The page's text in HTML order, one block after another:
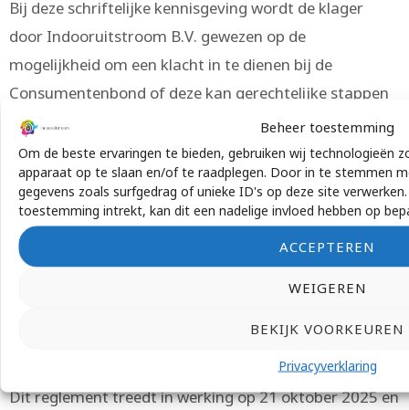
Beheer toestemming
Om de beste ervaringen te bieden, gebruiken wij technologieën
apparaat op te slaan en/of te raadplegen. Door in te stemmen
gegevens zoals surfgedrag of unieke ID's op deze site
toestemming intrekt, kan dit een nadelige invloed hebben op
ACCEPTEREN
WEIGEREN
BEKIJK VOORKEUREN
Privacyverklaring
Bij deze schriftelijke kennisgeving wordt de klager
door Indooruitstroom B.V. gewezen op de
mogelijkheid om een klacht in te dienen bij de
Consumentenbond of deze kan gerechtelijke stappen
ondernemen.
Artikel 12
Indooruitstroom B.V. draagt zorg voor de registratie
van de ontvangen klachten en brengt jaarlijks een
verslag uit over aantal en aard van de klachten
Dit reglement treedt in werking op 21 oktober 2025 en